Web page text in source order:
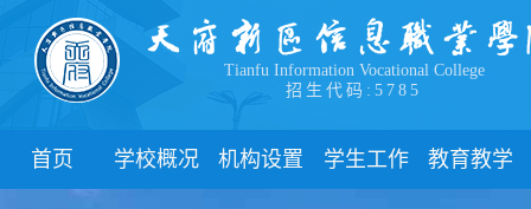
Tianfu Information Vocational College
招生代码:5785
首页 学校概况 机构设置 学生工作 教育教学